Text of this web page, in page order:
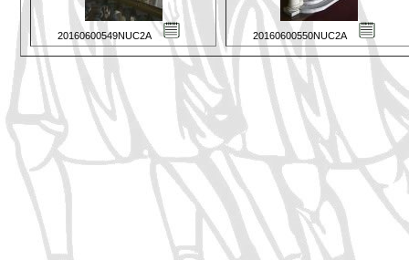
20160600549NUC2A 20160600550NUC2A